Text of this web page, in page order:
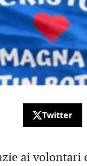
Twitter
ai